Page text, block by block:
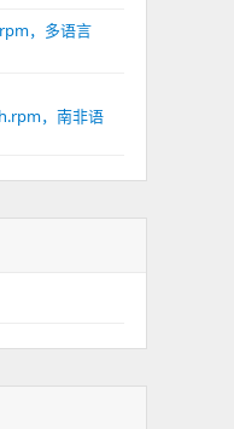
，多语言
，南非语